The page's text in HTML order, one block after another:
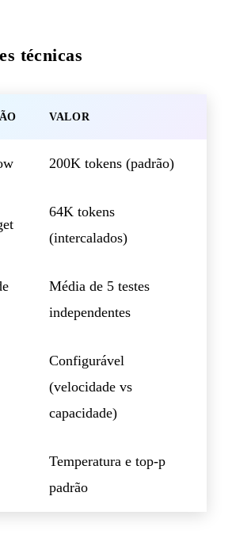
técnicas
VALOR
200K tokens (padrão)
64K tokens
(intercalados)
Média de 5 testes
independentes
Configurável
(velocidade vs
capacidade)
Temperatura e top-p
padrão